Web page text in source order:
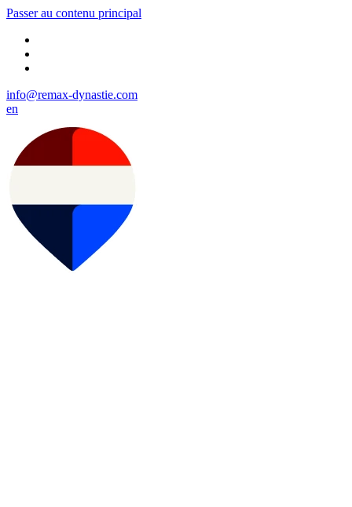
Passer au contenu principal
info@remax-dynastie.com
en